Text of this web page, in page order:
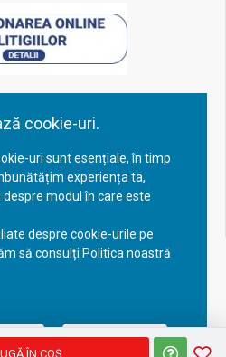
cookie-uri.
uri sunt esențiale, în timp
experiența ta,
modul în care este
despre cookie-urile pe
să consulți Politica noastră
Configurează
ÎN COŞ